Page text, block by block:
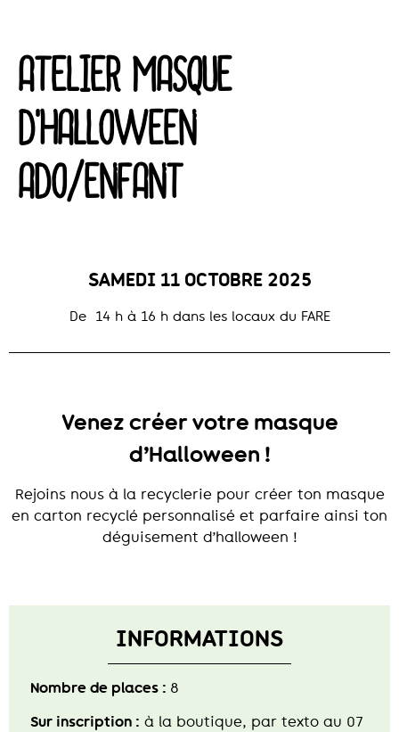
ATELIER MASQUE
D'HALLOWEEN
ADO/ENFANT
SAMEDI 11 OCTOBRE 2025
De 14 h à 16 h dans les locaux du FARE
Venez créer votre masque
d’Halloween !
Rejoins nous à la recyclerie pour créer ton masque
en carton recyclé personnalisé et parfaire ainsi ton
déguisement d’halloween !
INFORMATIONS
Nombre de places : 8
Sur inscription : à la boutique, par texto au 07